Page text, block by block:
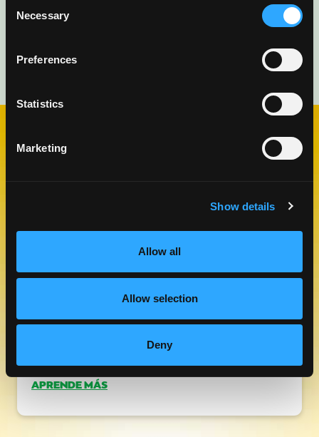
Selection
Necessary
Preferences
Statistics
Marketing
Show details
Allow all
Allow selection
Deny
ENFOQUE EN KEITT MANGOS
APRENDE MÁS